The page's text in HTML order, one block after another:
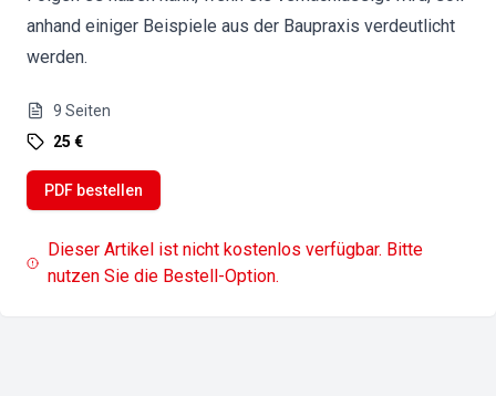
anhand einiger Beispiele aus der Baupraxis verdeutlicht
werden.
9 Seiten
25 €
PDF bestellen
Dieser Artikel ist nicht kostenlos verfügbar. Bitte
nutzen Sie die Bestell-Option.